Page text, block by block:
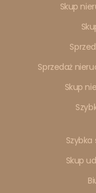
Skup
Sprzedaż
Skup
Skup